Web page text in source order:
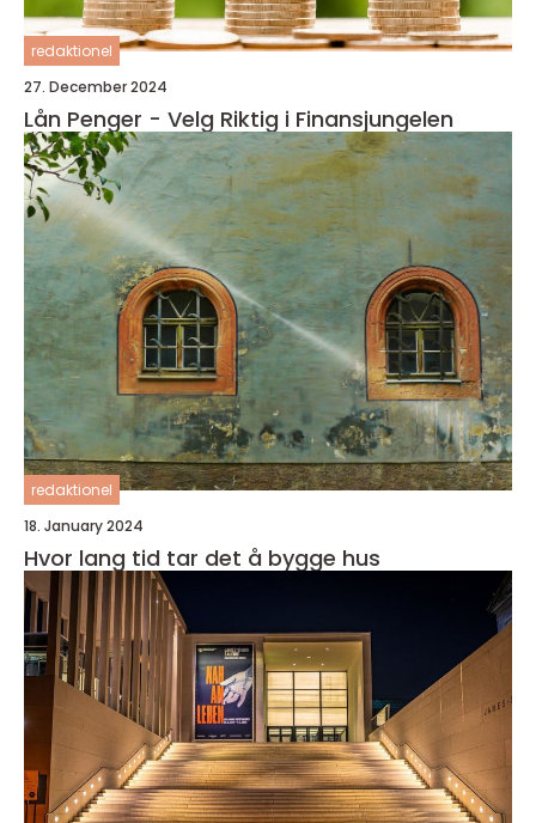
redaktionel
27. December 2024
Lån Penger - Velg Riktig i Finansjungelen
redaktionel
18. January 2024
Hvor lang tid tar det å bygge hus